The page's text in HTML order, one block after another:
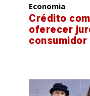
Economia
Crédito
oferecer
consumidor